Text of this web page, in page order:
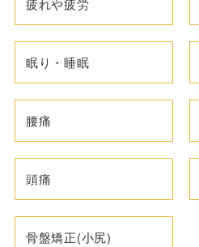
疲れや疲労
眠り・睡眠
腰痛
頭痛
骨盤矯正(小尻)